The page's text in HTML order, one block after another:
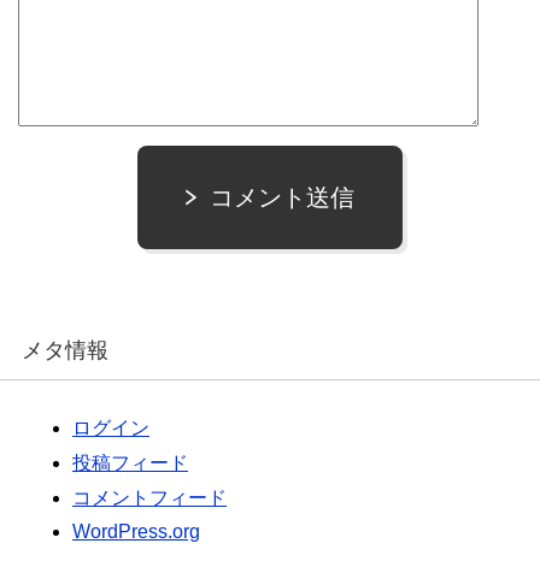
コメント送信
メタ情報
ログイン
投稿フィード
コメントフィード
WordPress.org